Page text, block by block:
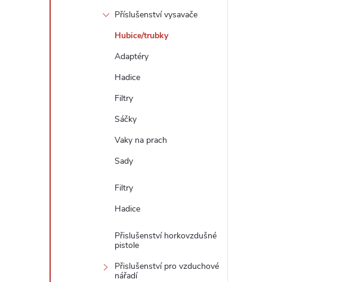
Příslušenství vysavače
Hubice/trubky
Adaptéry
Hadice
Filtry
Sáčky
Vaky na prach
Sady
Filtry
Hadice
Přislušenství horkovzdušné
pistole
Přislušenství pro vzduchové
nářadí